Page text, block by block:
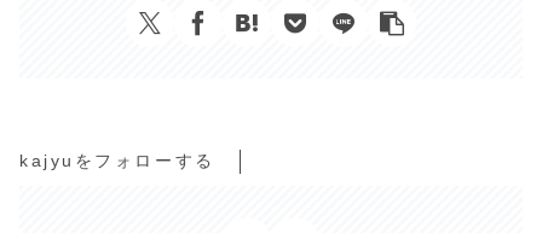
kajyuをフォローする